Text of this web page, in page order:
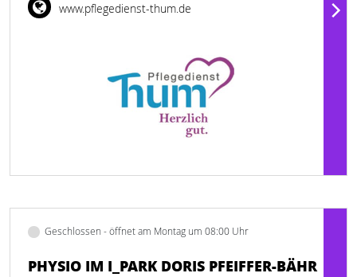
www.pflegedienst-thum.de
Geschlossen - öffnet am Montag um 08:00 Uhr
PHYSIO IM I_PARK DORIS PFEIFFER-BÄHR